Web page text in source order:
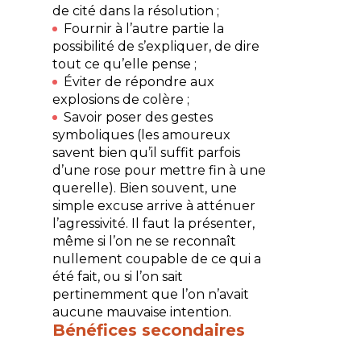
de cité dans la résolution ;
Fournir à l’autre partie la
possibilité de s’expliquer, de dire
tout ce qu’elle pense ;
Éviter de répondre aux
explosions de colère ;
Savoir poser des gestes
symboliques (les amoureux
savent bien qu’il suffit parfois
d’une rose pour mettre fin à une
querelle). Bien souvent, une
simple excuse arrive à atténuer
l’agressivité. Il faut la présenter,
même si l’on ne se reconnaît
nullement coupable de ce qui a
été fait, ou si l’on sait
pertinemment que l’on n’avait
aucune mauvaise intention.
Bénéfices secondaires